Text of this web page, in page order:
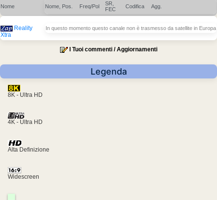
Nome Nome, Pos. Freq/Pol
SR,
FEC
Codifica Agg.
Reality
Xtra
In questo momento questo canale non è trasmesso da satellite in Europa
I Tuoi commenti / Aggiornamenti
Legenda
8K - Ultra HD
4K - Ultra HD
Alta Definizione
Widescreen